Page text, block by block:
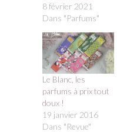
8 février 2021
Dans "Parfums"
Le Blanc, les
parfums à prix tout
doux !
19 janvier 2016
Dans "Revue"